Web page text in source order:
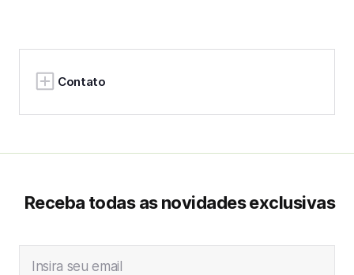
Contato
Receba todas as novidades exclusivas
Insira seu email